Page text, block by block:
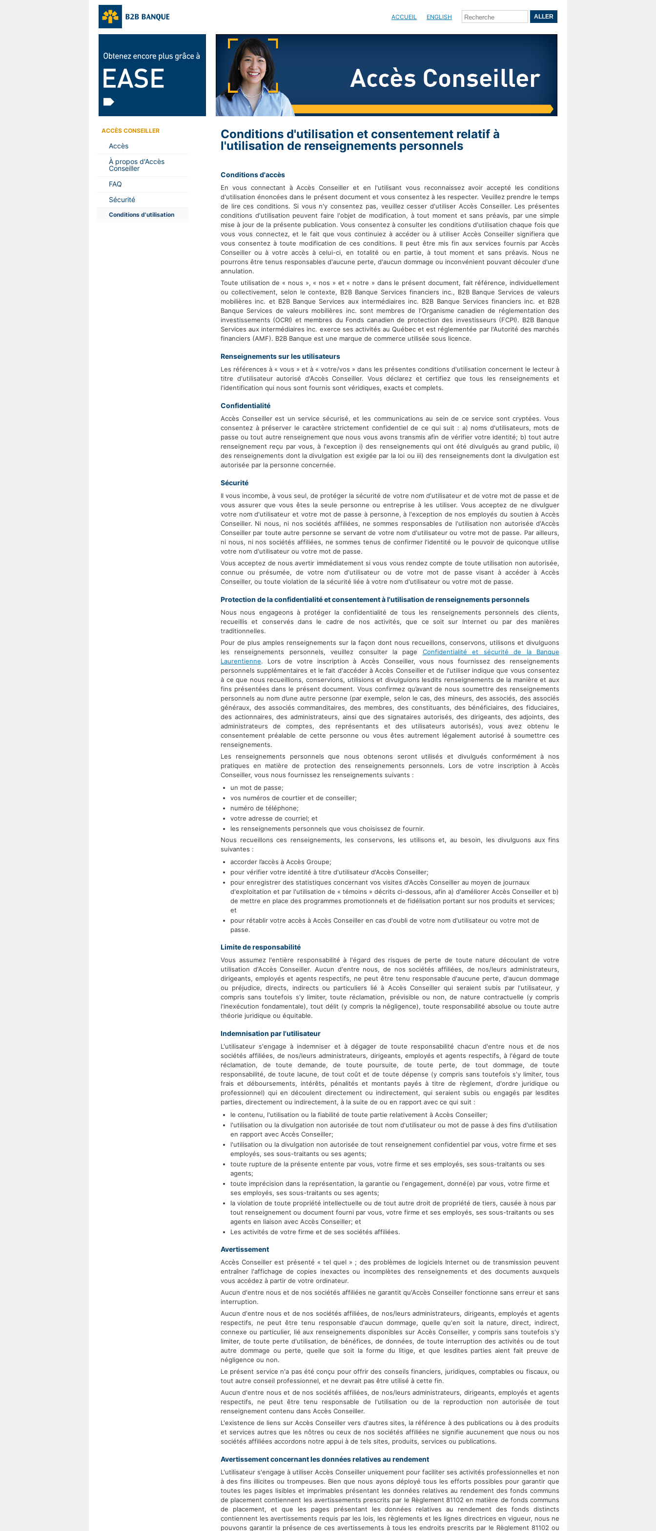
ACCUEIL ENGLISH
ACCÈS CONSEILLER
Accès
À propos d'Accès
Conseiller
FAQ
Sécurité
Conditions d'utilisation
Conditions d'utilisation et consentement relatif à
l'utilisation de renseignements personnels
Conditions d'accès
En vous connectant à Accès Conseiller et en l'utilisant vous reconnaissez avoir accepté les conditions
d'utilisation énoncées dans le présent document et vous consentez à les respecter. Veuillez prendre le temps
de lire ces conditions. Si vous n'y consentez pas, veuillez cesser d'utiliser Accès Conseiller. Les présentes
conditions d'utilisation peuvent faire l'objet de modification, à tout moment et sans préavis, par une simple
mise à jour de la présente publication. Vous consentez à consulter les conditions d'utilisation chaque fois que
vous vous connectez, et le fait que vous continuiez à accéder ou à utiliser Accès Conseiller signifiera que
vous consentez à toute modification de ces conditions. Il peut être mis fin aux services fournis par Accès
Conseiller ou à votre accès à celui-ci, en totalité ou en partie, à tout moment et sans préavis. Nous ne
pourrons être tenus responsables d'aucune perte, d'aucun dommage ou inconvénient pouvant découler d'une
annulation.
Toute utilisation de « nous », « nos » et « notre » dans le présent document, fait référence, individuellement
ou collectivement, selon le contexte, B2B Banque Services financiers inc., B2B Banque Services de valeurs
mobilières inc. et B2B Banque Services aux intermédiaires inc. B2B Banque Services financiers inc. et B2B
Banque Services de valeurs mobilières inc. sont membres de l'Organisme canadien de réglementation des
investissements (OCRI) et membres du Fonds canadien de protection des investisseurs (FCPI). B2B Banque
Services aux intermédiaires inc. exerce ses activités au Québec et est réglementée par l'Autorité des marchés
financiers (AMF). B2B Banque est une marque de commerce utilisée sous licence.
Renseignements sur les utilisateurs
Les références à « vous » et à « votre/vos » dans les présentes conditions d'utilisation concernent le lecteur à
titre d'utilisateur autorisé d'Accès Conseiller. Vous déclarez et certifiez que tous les renseignements et
l'identification qui nous sont fournis sont véridiques, exacts et complets.
Confidentialité
Accès Conseiller est un service sécurisé, et les communications au sein de ce service sont cryptées. Vous
consentez à préserver le caractère strictement confidentiel de ce qui suit : a) noms d'utilisateurs, mots de
passe ou tout autre renseignement que nous vous avons transmis afin de vérifier votre identité; b) tout autre
renseignement reçu par vous, à l'exception i) des renseignements qui ont été divulgués au grand public, ii)
des renseignements dont la divulgation est exigée par la loi ou iii) des renseignements dont la divulgation est
autorisée par la personne concernée.
Sécurité
Il vous incombe, à vous seul, de protéger la sécurité de votre nom d'utilisateur et de votre mot de passe et de
vous assurer que vous êtes la seule personne ou entreprise à les utiliser. Vous acceptez de ne divulguer
votre nom d'utilisateur et votre mot de passe à personne, à l'exception de nos employés du soutien à Accès
Conseiller. Ni nous, ni nos sociétés affiliées, ne sommes responsables de l'utilisation non autorisée d'Accès
Conseiller par toute autre personne se servant de votre nom d'utilisateur ou votre mot de passe. Par ailleurs,
ni nous, ni nos sociétés affiliées, ne sommes tenus de confirmer l'identité ou le pouvoir de quiconque utilise
votre nom d'utilisateur ou votre mot de passe.
Vous acceptez de nous avertir immédiatement si vous vous rendez compte de toute utilisation non autorisée,
connue ou présumée, de votre nom d'utilisateur ou de votre mot de passe visant à accéder à Accès
Conseiller, ou toute violation de la sécurité liée à votre nom d'utilisateur ou votre mot de passe.
Protection de la confidentialité et consentement à l'utilisation de renseignements personnels
Nous nous engageons à protéger la confidentialité de tous les renseignements personnels des clients,
recueillis et conservés dans le cadre de nos activités, que ce soit sur Internet ou par des manières
traditionnelles.
Pour de plus amples renseignements sur la façon dont nous recueillons, conservons, utilisons et divulguons
les renseignements personnels, veuillez consulter la page Confidentialité et sécurité de la Banque
Laurentienne. Lors de votre inscription à Accès Conseiller, vous nous fournissez des renseignements
personnels supplémentaires et le fait d'accéder à Accès Conseiller et de l'utiliser indique que vous consentez
à ce que nous recueillions, conservions, utilisions et divulguions lesdits renseignements de la manière et aux
fins présentées dans le présent document. Vous confirmez qu’avant de nous soumettre des renseignements
personnels au nom d’une autre personne (par exemple, selon le cas, des mineurs, des associés, des associés
généraux, des associés commanditaires, des membres, des constituants, des bénéficiaires, des fiduciaires,
des actionnaires, des administrateurs, ainsi que des signataires autorisés, des dirigeants, des adjoints, des
administrateurs de comptes, des représentants et des utilisateurs autorisés), vous avez obtenu le
consentement préalable de cette personne ou vous êtes autrement légalement autorisé à soumettre ces
renseignements.
Les renseignements personnels que nous obtenons seront utilisés et divulgués conformément à nos
pratiques en matière de protection des renseignements personnels. Lors de votre inscription à Accès
Conseiller, vous nous fournissez les renseignements suivants :
un mot de passe;
vos numéros de courtier et de conseiller;
numéro de téléphone;
votre adresse de courriel; et
les renseignements personnels que vous choisissez de fournir.
Nous recueillons ces renseignements, les conservons, les utilisons et, au besoin, les divulguons aux fins
suivantes :
accorder l’accès à Accès Groupe;
pour vérifier votre identité à titre d'utilisateur d'Accès Conseiller;
pour enregistrer des statistiques concernant vos visites d'Accès Conseiller au moyen de journaux
d'exploitation et par l'utilisation de « témoins » décrits ci-dessous, afin a) d'améliorer Accès Conseiller et b)
de mettre en place des programmes promotionnels et de fidélisation portant sur nos produits et services;
et
pour rétablir votre accès à Accès Conseiller en cas d'oubli de votre nom d'utilisateur ou votre mot de
passe.
Limite de responsabilité
Vous assumez l'entière responsabilité à l'égard des risques de perte de toute nature découlant de votre
utilisation d'Accès Conseiller. Aucun d'entre nous, de nos sociétés affiliées, de nos/leurs administrateurs,
dirigeants, employés et agents respectifs, ne peut être tenu responsable d'aucune perte, d'aucun dommage
ou préjudice, directs, indirects ou particuliers lié à Accès Conseiller qui seraient subis par l'utilisateur, y
compris sans toutefois s'y limiter, toute réclamation, prévisible ou non, de nature contractuelle (y compris
l'inexécution fondamentale), tout délit (y compris la négligence), toute responsabilité absolue ou toute autre
théorie juridique ou équitable.
Indemnisation par l'utilisateur
L'utilisateur s'engage à indemniser et à dégager de toute responsabilité chacun d'entre nous et de nos
sociétés affiliées, de nos/leurs administrateurs, dirigeants, employés et agents respectifs, à l'égard de toute
réclamation, de toute demande, de toute poursuite, de toute perte, de tout dommage, de toute
responsabilité, de toute lacune, de tout coût et de toute dépense (y compris sans toutefois s'y limiter, tous
frais et déboursements, intérêts, pénalités et montants payés à titre de règlement, d'ordre juridique ou
professionnel) qui en découlent directement ou indirectement, qui seraient subis ou engagés par lesdites
parties, directement ou indirectement, à la suite de ou en rapport avec ce qui suit :
le contenu, l'utilisation ou la fiabilité de toute partie relativement à Accès Conseiller;
l'utilisation ou la divulgation non autorisée de tout nom d'utilisateur ou mot de passe à des fins d'utilisation
en rapport avec Accès Conseiller;
l'utilisation ou la divulgation non autorisée de tout renseignement confidentiel par vous, votre firme et ses
employés, ses sous-traitants ou ses agents;
toute rupture de la présente entente par vous, votre firme et ses employés, ses sous-traitants ou ses
agents;
toute imprécision dans la représentation, la garantie ou l'engagement, donné(e) par vous, votre firme et
ses employés, ses sous-traitants ou ses agents;
la violation de toute propriété intellectuelle ou de tout autre droit de propriété de tiers, causée à nous par
tout renseignement ou document fourni par vous, votre firme et ses employés, ses sous-traitants ou ses
agents en liaison avec Accès Conseiller; et
Les activités de votre firme et de ses sociétés affiliées.
Avertissement
Accès Conseiller est présenté « tel quel » ; des problèmes de logiciels Internet ou de transmission peuvent
entraîner l'affichage de copies inexactes ou incomplètes des renseignements et des documents auxquels
vous accédez à partir de votre ordinateur.
Aucun d'entre nous et de nos sociétés affiliées ne garantit qu'Accès Conseiller fonctionne sans erreur et sans
interruption.
Aucun d'entre nous et de nos sociétés affiliées, de nos/leurs administrateurs, dirigeants, employés et agents
respectifs, ne peut être tenu responsable d'aucun dommage, quelle qu'en soit la nature, direct, indirect,
connexe ou particulier, lié aux renseignements disponibles sur Accès Conseiller, y compris sans toutefois s'y
limiter, de toute perte d'utilisation, de bénéfices, de données, de toute interruption des activités ou de tout
autre dommage ou perte, quelle que soit la forme du litige, et que lesdites parties aient fait preuve de
négligence ou non.
Le présent service n'a pas été conçu pour offrir des conseils financiers, juridiques, comptables ou fiscaux, ou
tout autre conseil professionnel, et ne devrait pas être utilisé à cette fin.
Aucun d'entre nous et de nos sociétés affiliées, de nos/leurs administrateurs, dirigeants, employés et agents
respectifs, ne peut être tenu responsable de l'utilisation ou de la reproduction non autorisée de tout
renseignement contenu dans Accès Conseiller.
L'existence de liens sur Accès Conseiller vers d'autres sites, la référence à des publications ou à des produits
et services autres que les nôtres ou ceux de nos sociétés affiliées ne signifie aucunement que nous ou nos
sociétés affiliées accordons notre appui à de tels sites, produits, services ou publications.
Avertissement concernant les données relatives au rendement
L'utilisateur s'engage à utiliser Accès Conseiller uniquement pour faciliter ses activités professionnelles et non
à des fins illicites ou trompeuses. Bien que nous ayons déployé tous les efforts possibles pour garantir que
toutes les pages lisibles et imprimables présentant les données relatives au rendement des fonds communs
de placement contiennent les avertissements prescrits par le Règlement 81102 en matière de fonds communs
de placement, et que les pages présentant les données relatives au rendement des fonds distincts
contiennent les avertissements requis par les lois, les règlements et les lignes directrices en vigueur, nous ne
pouvons garantir la présence de ces avertissements à tous les endroits prescrits par le Règlement 81102 ou